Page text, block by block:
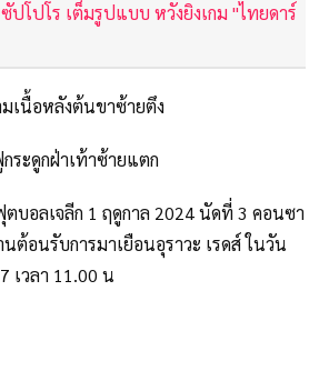
ปโปโร เต็มรูปแบบ หวังยิงเกม "ไทยดาร์
เนื้อหลังต้นขาซ้ายตึง
ระดูกฝ่าเท้าซ้ายแตก
บอลเจลีก 1 ฤดูกาล 2024 นัดที่ 3 คอนซา
ต้อนรับการมาเยือนอุราวะ เรดส์ ในวัน
เวลา 11.00 น